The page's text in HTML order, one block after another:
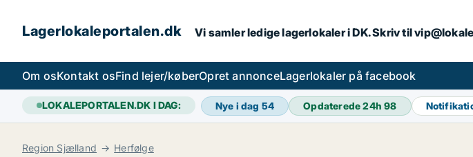
Lagerlokaleportalen.dk Vi samler ledige lagerlokaler i DK. Skriv til
Om osKontakt osFind lejer/køberOpret annonceLagerlokaler på facebook
LOKALEPORTALEN.DK I DAG: Nye i dag 54 Opdaterede 24h98
Region Sjælland Herfølge